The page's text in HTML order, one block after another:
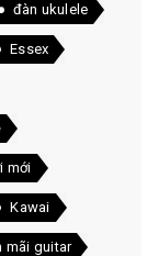
đàn ukulele
Essex
mới
Kawai
mãi guitar